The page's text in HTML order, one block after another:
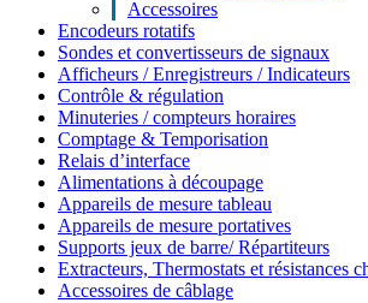
Accessoires
Encodeurs rotatifs
Sondes et convertisseurs de signaux
Afficheurs / Enregistreurs / Indicateurs
Contrôle & régulation
Minuteries / compteurs horaires
Comptage & Temporisation
Relais d’interface
Alimentations à découpage
Appareils de mesure tableau
Appareils de mesure portatives
Supports jeux de barre/ Répartiteurs
Extracteurs, Thermostats et résistances
Accessoires de câblage